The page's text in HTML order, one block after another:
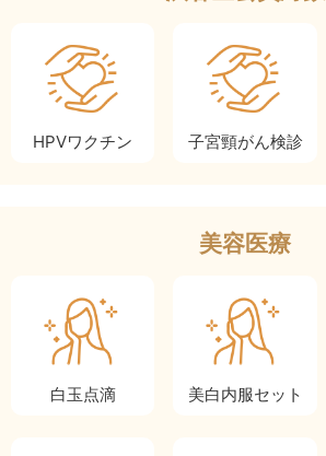
HPVワクチン 子宮頸がん検診
美容医療
白玉点滴 美白内服セット